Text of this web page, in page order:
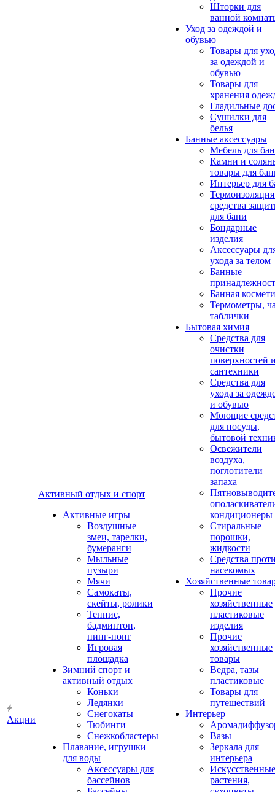
Акции
Активный отдых и спорт
Активные игры
Воздушные
змеи, тарелки,
бумеранги
Мыльные
пузыри
Мячи
Самокаты,
скейты, ролики
Теннис,
бадминтон,
пинг-понг
Игровая
площадка
Зимний спорт и
активный отдых
Коньки
Ледянки
Снегокаты
Тюбинги
Снежкобластеры
Плавание, игрушки
для воды
Аксессуары для
бассейнов
Шторки для
ванной
Уход за одеждой и
обувью
Товары для
за одеждой и
обувью
Товары для
хранения
Гладильные
Сушилки для
белья
Банные аксессуары
Мебель для
Камни и
товары для
Интерьер для
средства
для бани
Бондарные
изделия
Аксеcсуары
ухода за телом
Банные
Банная
Термометры,
таблички
Бытовая химия
Средства для
очистки
поверхностей
сантехники
Средства для
ухода за
и обувью
Моющие
для посуды,
бытовой
Освежители
воздуха,
поглотители
запаха
кондиционеры
Стиральные
порошки,
жидкости
Средства
насекомых
Хозяйственные
Прочие
хозяйственные
пластиковые
изделия
Прочие
хозяйственные
товары
Ведра, тазы
пластиковые
Товары для
путешествий
Интерьер
Вазы
Зеркала для
интерьера
Искусственные
растения,